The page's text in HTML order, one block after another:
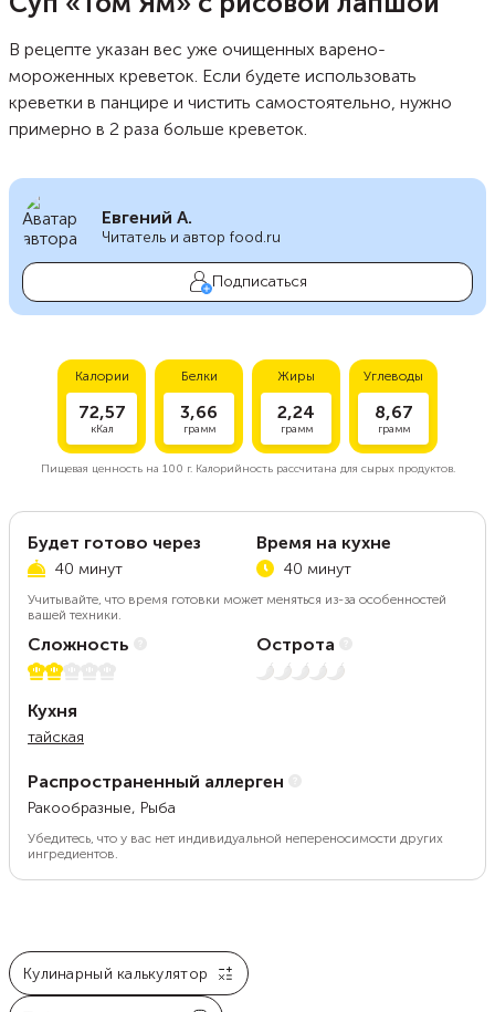
В рецепте указан вес уже очищенных варено-
мороженных креветок. Если будете использовать
креветки в панцире и чистить самостоятельно, нужно
примерно в 2 раза больше креветок.
Евгений А.
Читатель и автор food.ru
Подписаться
Калории
72,57
кКал
Белки
3,66
грамм
Жиры
2,24
грамм
Углеводы
8,67
грамм
Пищевая ценность на 100 г.Калорийность рассчитана для сырых продуктов.
Будет готово через
40 минут
Время на кухне
40 минут
Учитывайте, что время готовки может меняться из-за особенностей
вашей техники.
Сложность
2 из 5
Острота
Нет остроты
Кухня
тайская
Распространенный аллерген
Ракообразные, Рыба
Убедитесь, что у вас нет индивидуальной непереносимости других
ингредиентов.
Кулинарный калькулятор